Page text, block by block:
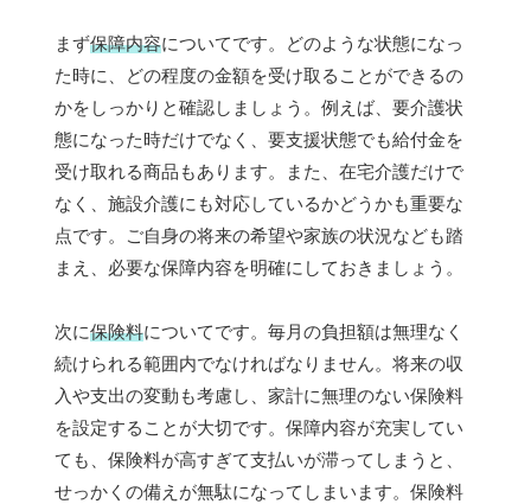
まず保障内容についてです。どのような状態になっ
た時に、どの程度の金額を受け取ることができるの
かをしっかりと確認しましょう。例えば、要介護状
態になった時だけでなく、要支援状態でも給付金を
受け取れる商品もあります。また、在宅介護だけで
なく、施設介護にも対応しているかどうかも重要な
点です。ご自身の将来の希望や家族の状況なども踏
まえ、必要な保障内容を明確にしておきましょう。
次に保険料についてです。毎月の負担額は無理なく
続けられる範囲内でなければなりません。将来の収
入や支出の変動も考慮し、家計に無理のない保険料
を設定することが大切です。保障内容が充実してい
ても、保険料が高すぎて支払いが滞ってしまうと、
せっかくの備えが無駄になってしまいます。保険料